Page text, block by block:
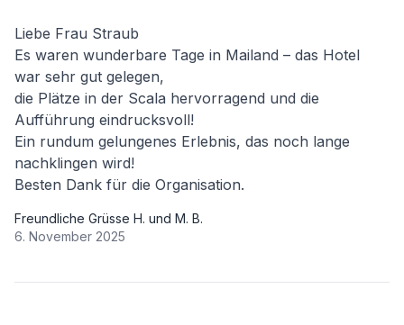
Liebe Frau Straub
Es waren wunderbare Tage in Mailand – das Hotel
war sehr gut gelegen,
die Plätze in der Scala hervorragend und die
Aufführung eindrucksvoll!
Ein rundum gelungenes Erlebnis, das noch lange
nachklingen wird!
Besten Dank für die Organisation.
Freundliche Grüsse H. und M. B.
6. November 2025